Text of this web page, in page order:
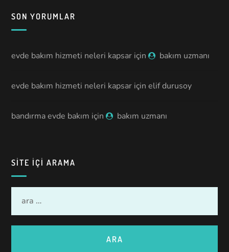
SON YORUMLAR
evde bakım hizmeti neleri kapsar için bakım uzmanı
evde bakım hizmeti neleri kapsar içinelif durusoy
bandırma evde bakım için bakım uzmanı
SITE IÇI ARAMA